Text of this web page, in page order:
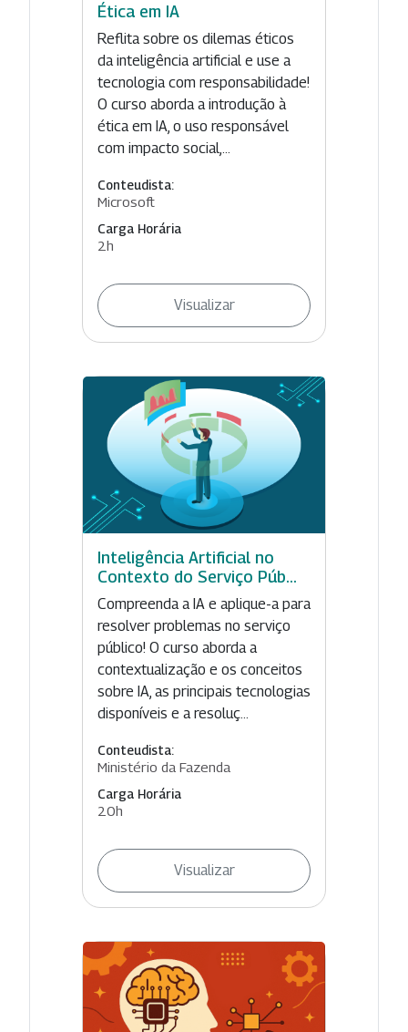
Ética em IA
Reflita sobre os dilemas éticos
da inteligência artificial e use a
tecnologia com responsabilidade!
O curso aborda a introdução à
ética em IA, o uso responsável
com impacto social,...
Conteudista:
Microsoft
Carga Horária
2h
Visualizar
Inteligência Artificial no
Contexto do Serviço Púb...
Compreenda a IA e aplique-a para
resolver problemas no serviço
público! O curso aborda a
contextualização e os conceitos
sobre IA, as principais tecnologias
disponíveis e a resoluç...
Conteudista:
Ministério da Fazenda
Carga Horária
20h
Visualizar